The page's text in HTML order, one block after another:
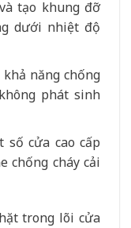
tạo khung đỡ
dưới nhiệt độ
năng chống
phát sinh
cửa cao cấp
chống cháy cải
trong lõi cửa